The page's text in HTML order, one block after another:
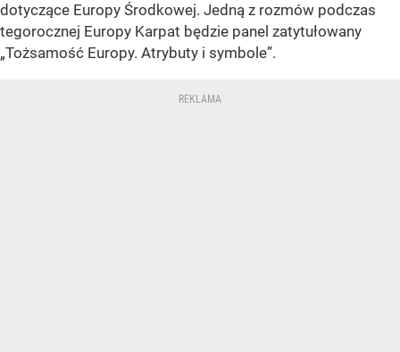
dotyczące Europy Środkowej. Jedną z rozmów podczas
tegorocznej Europy Karpat będzie panel zatytułowany
„Tożsamość Europy. Atrybuty i symbole”.